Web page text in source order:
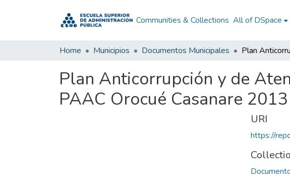
Communities & Collections All of DSpace
Home Municipios Documentos Municipales
Plan Anticorrupción y de
PAAC Orocué Casanare 2013
URI
https://